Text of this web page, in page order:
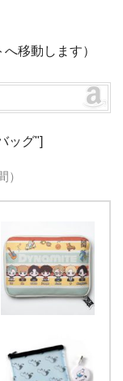
へ移動します）
ッグ"]